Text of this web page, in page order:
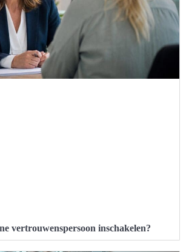
vertrouwenspersoon inschakelen?